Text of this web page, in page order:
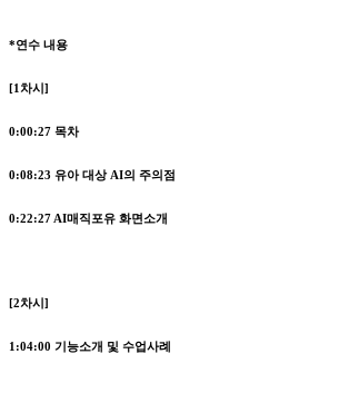
*연수 내용
[1차시]
0:00:27 목차
0:08:23 유아 대상 AI의 주의점
0:22:27 AI매직포유 화면소개
[2차시]
1:04:00 기능소개 및 수업사례